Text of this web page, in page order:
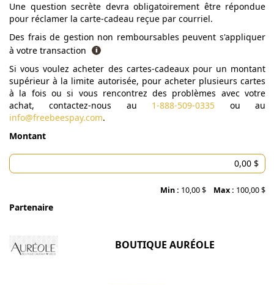
Une question secrète devra obligatoirement être répondue
pour réclamer la carte-cadeau reçue par courriel.
Des frais de gestion non remboursables peuvent s'appliquer
à votre transaction
Si vous voulez acheter des cartes-cadeaux pour un montant
supérieur à la limite autorisée, pour acheter plusieurs cartes
à la fois ou si vous rencontrez des problèmes avec votre
achat, contactez-nous au 1-888-509-0335 ou au
info@freebeespay.com.
Montant
Min : 10,00 $ Max : 100,00 $
Partenaire
BOUTIQUE AURÉOLE